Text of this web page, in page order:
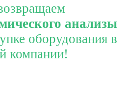
анализы
оборудования в
компании!